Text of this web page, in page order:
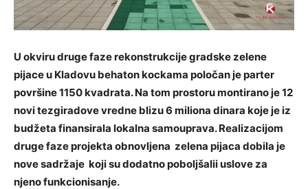
U okviru druge faze rekonstrukcije gradske zelene
pijace u Kladovu behaton kockama poločan je parter
površine 1150 kvadrata. Na tom prostoru montirano je 12
novi tezgiradove vredne blizu 6 miliona dinara koje je iz
budžeta finansirala lokalna samouprava. Realizacijom
druge faze projekta obnovljena zelena pijaca dobila je
nove sadržaje koji su dodatno poboljšalii uslove za
njeno funkcionisanje.